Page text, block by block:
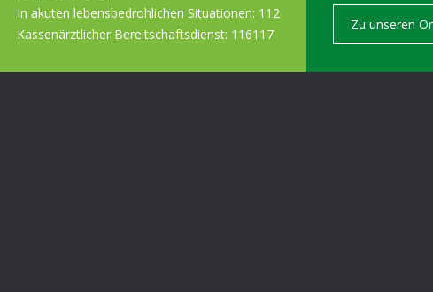
In akuten lebensbedrohlichen Situationen: 112
Kassenärztlicher Bereitschaftsdienst: 116117
Zu unseren